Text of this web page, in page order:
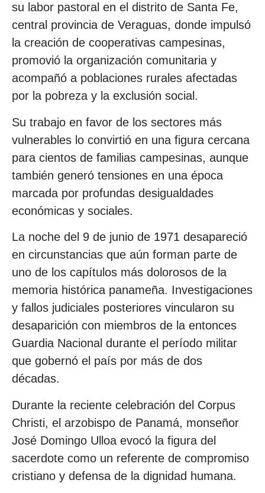
su labor pastoral en el distrito de Santa Fe,
central provincia de Veraguas, donde impulsó
la creación de cooperativas campesinas,
promovió la organización comunitaria y
acompañó a poblaciones rurales afectadas
por la pobreza y la exclusión social.
Su trabajo en favor de los sectores más
vulnerables lo convirtió en una figura cercana
para cientos de familias campesinas, aunque
también generó tensiones en una época
marcada por profundas desigualdades
económicas y sociales.
La noche del 9 de junio de 1971 desapareció
en circunstancias que aún forman parte de
uno de los capítulos más dolorosos de la
memoria histórica panameña. Investigaciones
y fallos judiciales posteriores vincularon su
desaparición con miembros de la entonces
Guardia Nacional durante el período militar
que gobernó el país por más de dos
décadas.
Durante la reciente celebración del Corpus
Christi, el arzobispo de Panamá, monseñor
José Domingo Ulloa evocó la figura del
sacerdote como un referente de compromiso
cristiano y defensa de la dignidad humana.